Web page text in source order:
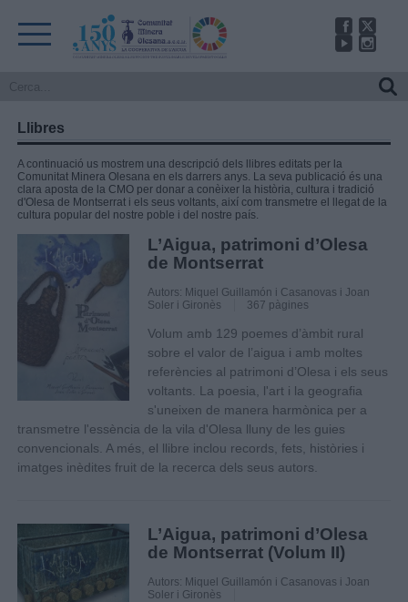
Llibres
A continuació us mostrem una descripció dels llibres editats per la
Comunitat Minera Olesana en els darrers anys. La seva publicació és una
clara aposta de la CMO per donar a conèixer la història, cultura i tradició
d'Olesa de Montserrat i els seus voltants, així com transmetre el llegat de la
cultura popular del nostre poble i del nostre país.
L’Aigua, patrimoni d’Olesa
de Montserrat
Autors: Miquel Guillamón i Casanovas i Joan
Soler i Gironès
367 pàgines
Volum amb 129 poemes d’àmbit rural
sobre el valor de l’aigua i amb moltes
referències al patrimoni d’Olesa i els seus
voltants. La poesia, l'art i la geografia
s'uneixen de manera harmònica per a
transmetre l'essència de la vila d'Olesa lluny de les guies
convencionals. A més, el llibre inclou records, fets, històries i
imatges inèdites fruit de la recerca dels seus autors.
L’Aigua, patrimoni d’Olesa
de Montserrat (Volum II)
Autors: Miquel Guillamón i Casanovas i Joan
Soler i Gironès